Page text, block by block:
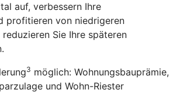
auf, verbessern Ihre
profitieren von niedrigeren
reduzieren Sie Ihre späteren
3 möglich: Wohnungsbauprämie,
und Wohn-Riester